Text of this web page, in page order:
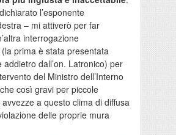
l’esponente
– mi attiverò per far
interrogazione
prima è stata presentata
addietro dall’on. Latronico) per
del Ministro dell’Interno
così gravi per piccole
a questo clima di diffusa
delle proprie mura